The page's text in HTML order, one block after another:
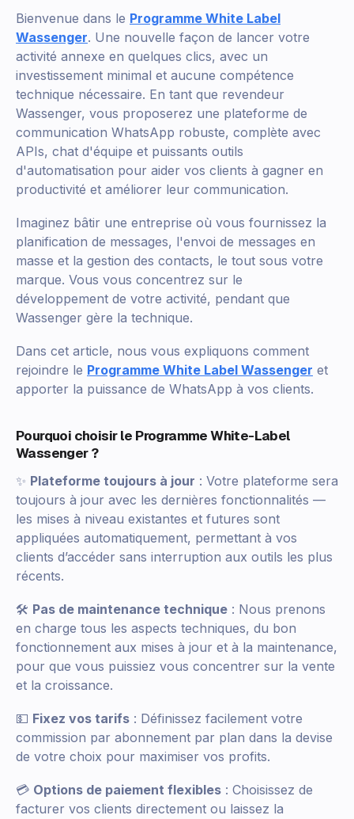
Bienvenue dans le Programme White Label
Wassenger. Une nouvelle façon de lancer votre
activité annexe en quelques clics, avec un
investissement minimal et aucune compétence
technique nécessaire. En tant que revendeur
Wassenger, vous proposerez une plateforme de
communication WhatsApp robuste, complète avec
APIs, chat d'équipe et puissants outils
d'automatisation pour aider vos clients à gagner en
productivité et améliorer leur communication.
Imaginez bâtir une entreprise où vous fournissez la
planification de messages, l'envoi de messages en
masse et la gestion des contacts, le tout sous votre
marque. Vous vous concentrez sur le
développement de votre activité, pendant que
Wassenger gère la technique.
Dans cet article, nous vous expliquons comment
rejoindre le Programme White Label Wassenger et
apporter la puissance de WhatsApp à vos clients.
Pourquoi choisir le Programme White-Label
Wassenger ?
✨ Plateforme toujours à jour : Votre plateforme sera
toujours à jour avec les dernières fonctionnalités —
les mises à niveau existantes et futures sont
appliquées automatiquement, permettant à vos
clients d’accéder sans interruption aux outils les plus
récents.
🛠️ Pas de maintenance technique : Nous prenons
en charge tous les aspects techniques, du bon
fonctionnement aux mises à jour et à la maintenance,
pour que vous puissiez vous concentrer sur la vente
et la croissance.
💵 Fixez vos tarifs : Définissez facilement votre
commission par abonnement par plan dans la devise
de votre choix pour maximiser vos profits.
💳 Options de paiement flexibles : Choisissez de
facturer vos clients directement ou laissez la